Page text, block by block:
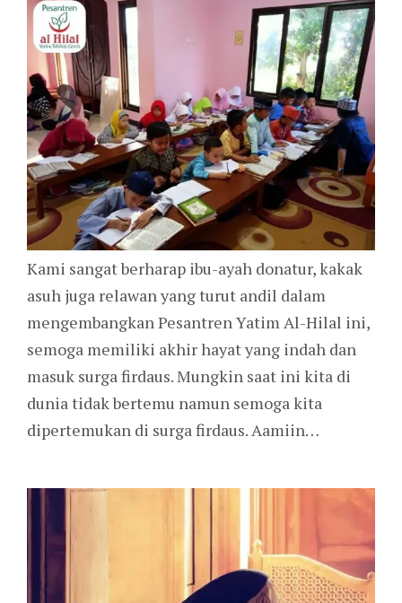
Kami sangat berharap ibu-ayah donatur, kakak
asuh juga relawan yang turut andil dalam
mengembangkan Pesantren Yatim Al-Hilal ini,
semoga memiliki akhir hayat yang indah dan
masuk surga firdaus. Mungkin saat ini kita di
dunia tidak bertemu namun semoga kita
dipertemukan di surga firdaus. Aamiin…